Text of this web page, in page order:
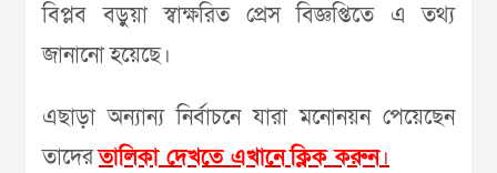
বিপ্লব বড়ুয়া স্বাক্ষরিত প্রেস বিজ্ঞপ্তিতে এ তথ্য
জানানো হয়েছে।
এছাড়া অন্যান্য নির্বাচনে যারা মনোনয়ন পেয়েছেন
তাদেরতালিকা দেখতে এখানেক্লিক করুন।